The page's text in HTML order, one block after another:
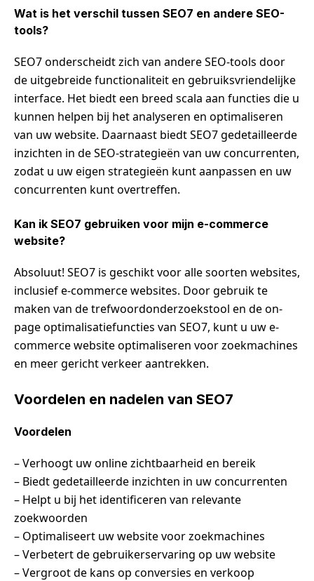
Wat is het verschil tussen SEO7 en andere SEO-
tools?
SEO7 onderscheidt zich van andere SEO-tools door
de uitgebreide functionaliteit en gebruiksvriendelijke
interface. Het biedt een breed scala aan functies die u
kunnen helpen bij het analyseren en optimaliseren
van uw website. Daarnaast biedt SEO7 gedetailleerde
inzichten in de SEO-strategieën van uw concurrenten,
zodat u uw eigen strategieën kunt aanpassen en uw
concurrenten kunt overtreffen.
Kan ik SEO7 gebruiken voor mijn e-commerce
website?
Absoluut! SEO7 is geschikt voor alle soorten websites,
inclusief e-commerce websites. Door gebruik te
maken van de trefwoordonderzoekstool en de on-
page optimalisatiefuncties van SEO7, kunt u uw e-
commerce website optimaliseren voor zoekmachines
en meer gericht verkeer aantrekken.
Voordelen en nadelen van SEO7
Voordelen
– Verhoogt uw online zichtbaarheid en bereik
– Biedt gedetailleerde inzichten in uw concurrenten
– Helpt u bij het identificeren van relevante
zoekwoorden
– Optimaliseert uw website voor zoekmachines
– Verbetert de gebruikerservaring op uw website
– Vergroot de kans op conversies en verkoop